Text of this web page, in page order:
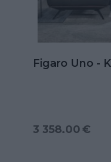
Kožená
rozkladom na
3 802.00 €